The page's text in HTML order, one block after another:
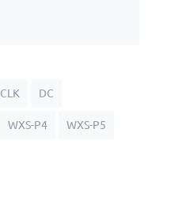
CLK DC
WXS-P4 WXS-P5